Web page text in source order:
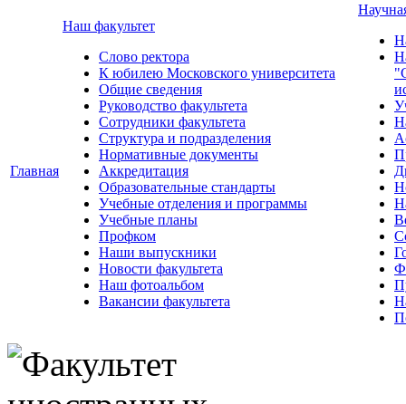
Главная
Наш факультет
Слово ректора
К юбилею Московского университета
Общие сведения
Руководство факультета
Сотрудники факультета
Структура и подразделения
Нормативные документы
Аккредитация
Образовательные стандарты
Учебные отделения и программы
Учебные планы
Профком
Наши выпускники
Новости факультета
Наш фотоальбом
Вакансии факультета